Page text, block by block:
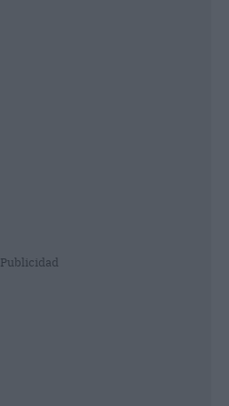
Publicidad